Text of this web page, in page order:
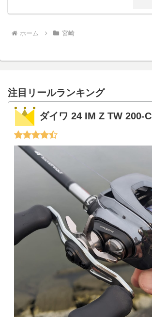
ホーム 宮崎
注目リールランキング
ダイワ 24 IM Z TW 200-C